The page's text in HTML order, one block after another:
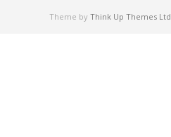
Theme by Think Up Themes Ltd